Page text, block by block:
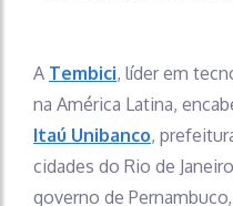
A Tembici, líder em
na América Latina,
Itaú Unibanco,
cidades do Rio de
governo de